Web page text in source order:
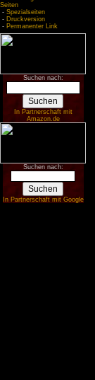
Seiten
- Spezialseiten
- Druckversion
- Permanenter Link
Suchen nach:
In Partnerschaft mit
Amazon.de
Suchen nach:
In Partnerschaft mit Google